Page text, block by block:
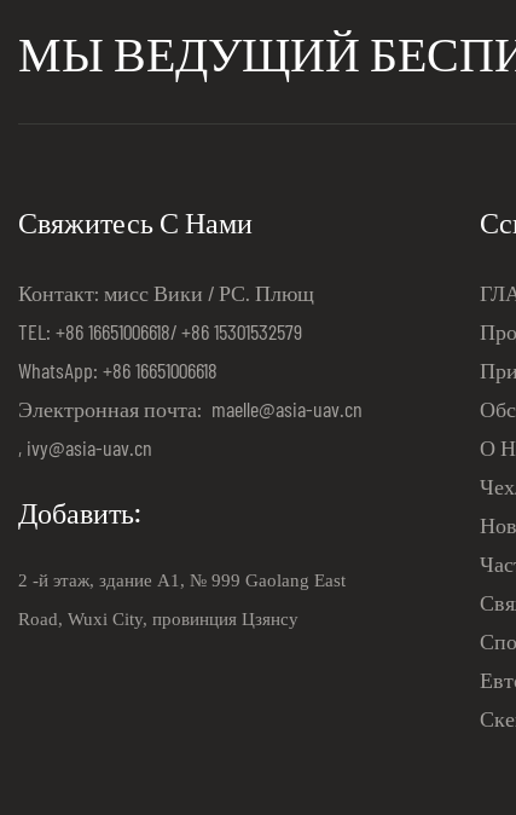
МЫ ВЕДУЩИЙ
Свяжитесь С Нами
Контакт: мисс Вики / РС. Плющ
TEL: +86 16651006618/ +86 15301532579
WhatsApp: +86 16651006618
Электронная почта: maelle@asia-uav.cn
, ivy@asia-uav.cn
Добавить:
2 -й этаж, здание A1, № 999 Gaolang East
Road, Wuxi City, провинция Цзянсу
О